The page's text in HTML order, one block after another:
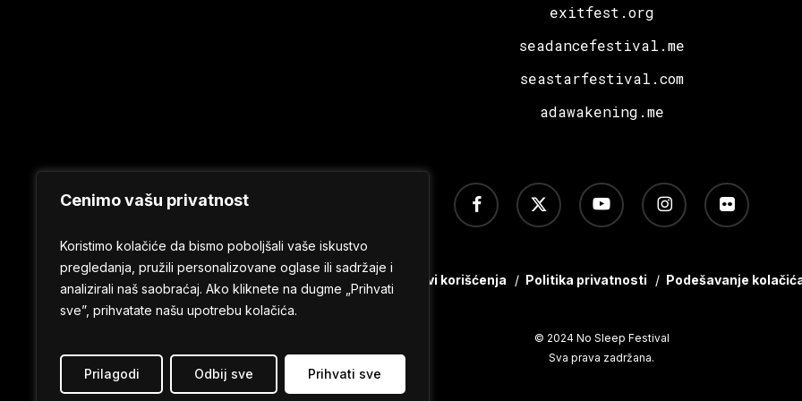
Cenimo vašu privatnost
Koristimo kolačiće da bismo poboljšali vaše iskustvo
pregledanja, pružili personalizovane oglase ili sadržaje i
analizirali naš saobraćaj. Ako kliknete na dugme „Prihvati
sve”, prihvatate našu upotrebu kolačića.
Prilagodi Odbij sve Prihvati sve
exitfest.org
seadancefestival.me
seastarfestival.com
adawakening.me
x-
twitter
facebook youtube instagram flickr
Uslovi korišćenja / Politika privatnosti / Podešavanje
© 2024 No Sleep Festival
Sva prava zadržana.